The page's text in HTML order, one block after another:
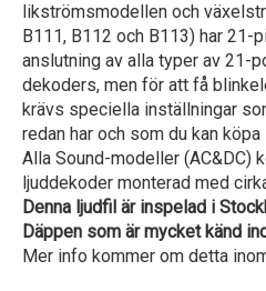
likströmsmodellen och
B111, B112 och B113) har
anslutning av alla typer av 21-
dekoders, men för att få
krävs speciella inställningar
redan har och som du kan köpa
Alla Sound-modeller (AC&DC)
ljuddekoder monterad med
Denna ljudfil är inspelad i
Däppen som är mycket känd
Mer info kommer om detta